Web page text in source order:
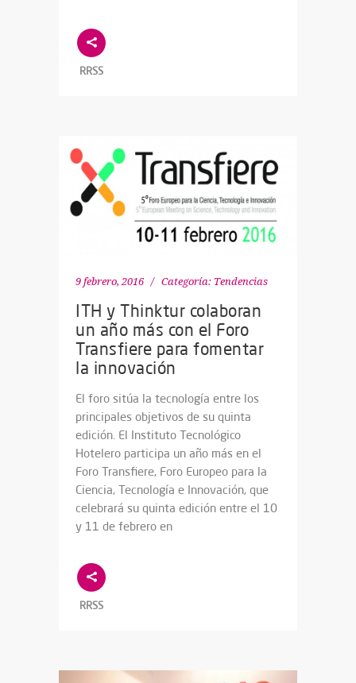
RRSS
9 febrero, 2016 Categoría: Tendencias
ITH y Thinktur colaboran
un año más con el Foro
Transfiere para fomentar
la innovación
El foro sitúa la tecnología entre los
principales objetivos de su quinta
edición. El Instituto Tecnológico
Hotelero participa un año más en el
Foro Transfiere, Foro Europeo para la
Ciencia, Tecnología e Innovación, que
celebrará su quinta edición entre el 10
y 11 de febrero en
RRSS